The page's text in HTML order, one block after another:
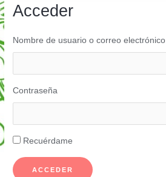
Acceder
Nombre de usuario o correo electrónico
Contraseña
Recuérdame
ACCEDER